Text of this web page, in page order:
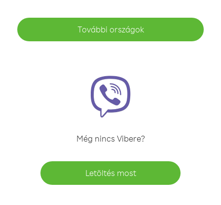
További országok
Még nincs Vibere?
Letöltés most